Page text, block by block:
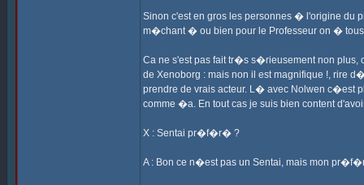
Sinon c'est en gros les personnes � l'origine du
m�chant � ou bien pour le Professeur on �
Ca ne s'est pas fait tr�s s�rieusement non plus,
de Xenoborg : mais non il est magnifique !, rire
prendre de vrais acteur. L� avec Nolwen c�est
comme �a. En tout cas je suis bien content
X : Sentai pr�f�r� ?
A : Bon ce n�est pas un Sentai, mais mon